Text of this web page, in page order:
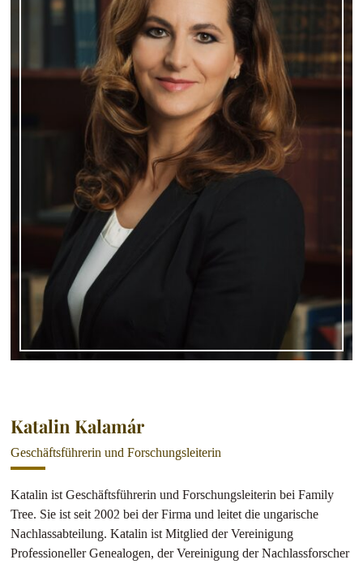
Katalin Kalamár
Geschäftsführerin und Forschungsleiterin
Katalin ist Geschäftsführerin und Forschungsleiterin bei Family
Tree. Sie ist seit 2002 bei der Firma und leitet die ungarische
Nachlassabteilung. Katalin ist Mitglied der Vereinigung
Professioneller Genealogen, der Vereinigung der Nachlassforscher